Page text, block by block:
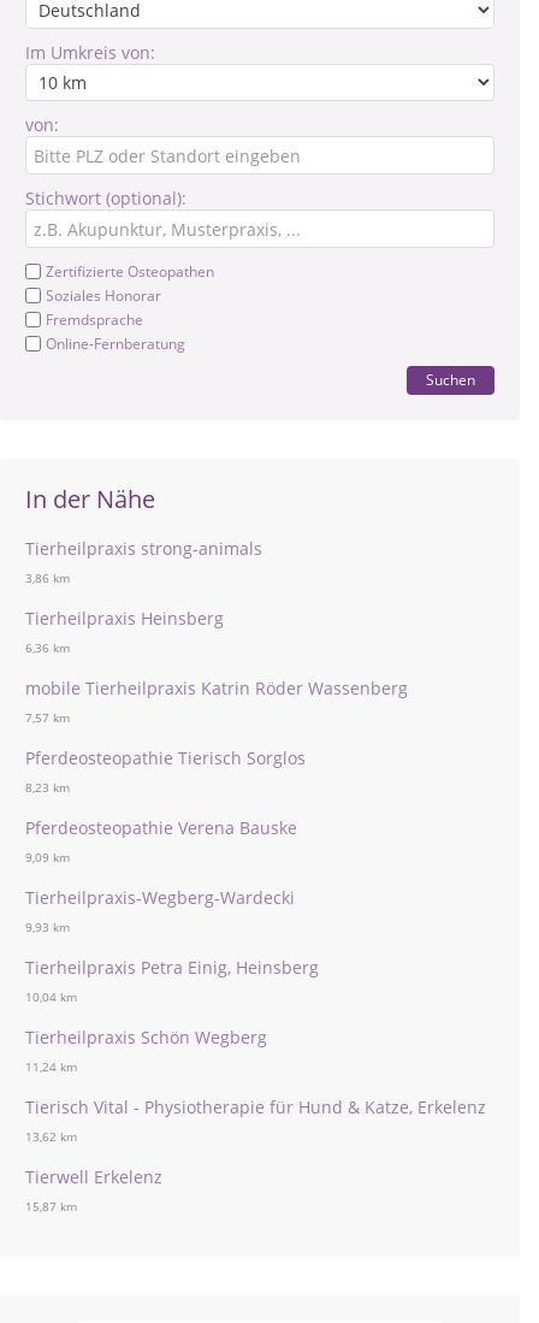
Im Umkreis von:
von:
Stichwort (optional):
Zertifizierte Osteopathen
Soziales Honorar
Fremdsprache
Online-Fernberatung
Suchen
In der Nähe
Tierheilpraxis strong-animals
3,86 km
Tierheilpraxis Heinsberg
6,36 km
mobile Tierheilpraxis Katrin Röder Wassenberg
7,57 km
Pferdeosteopathie Tierisch Sorglos
8,23 km
Pferdeosteopathie Verena Bauske
9,09 km
Tierheilpraxis-Wegberg-Wardecki
9,93 km
Tierheilpraxis Petra Einig, Heinsberg
10,04 km
Tierheilpraxis Schön Wegberg
11,24 km
Tierisch Vital - Physiotherapie für Hund & Katze, Erkelenz
13,62 km
Tierwell Erkelenz
15,87 km